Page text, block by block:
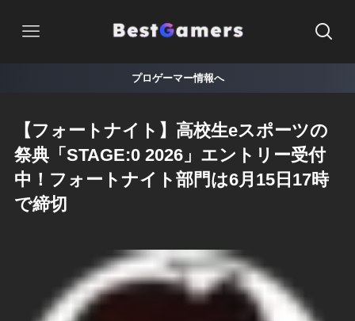
プロゲーマー情報へ
【フォートナイト】高校生eスポーツの
祭典「STAGE:0 2026」エントリー受付
中！フォートナイト部門は6月15日17時
で締切